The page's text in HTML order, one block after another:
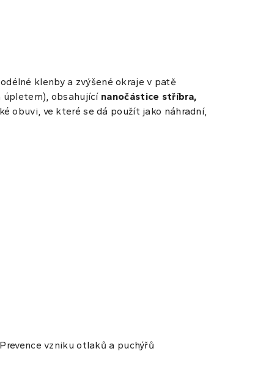
klenby a zvýšené okraje v patě
úpletem), obsahující nanočástice stříbra,
obuvi, ve které se dá použít jako náhradní,
vzniku otlaků a puchýřů